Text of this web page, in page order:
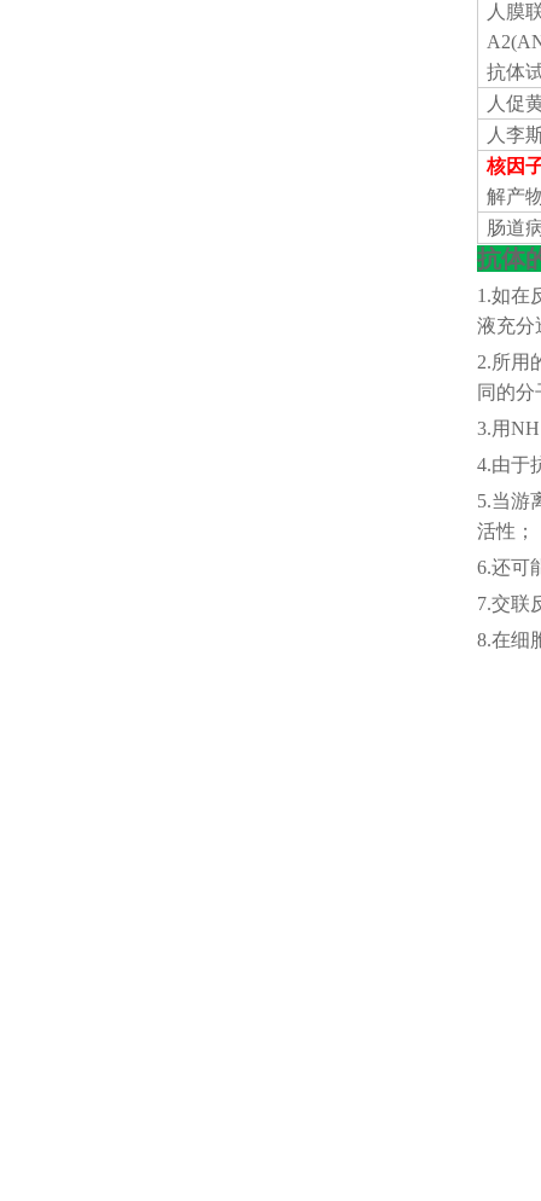
人膜
抗体
人促
人李
核因
解产
肠道
抗体
1.如在
液充分
2.所用
同的
3.用
4.由于
5.当游
活性；
6.还可
7.交联
8.在细